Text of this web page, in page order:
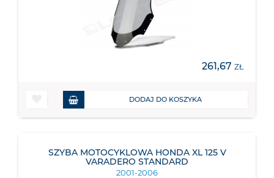
261,67 ZŁ
DODAJ DO KOSZYKA
SZYBA MOTOCYKLOWA HONDA XL 125 V
VARADERO STANDARD
2001-2006